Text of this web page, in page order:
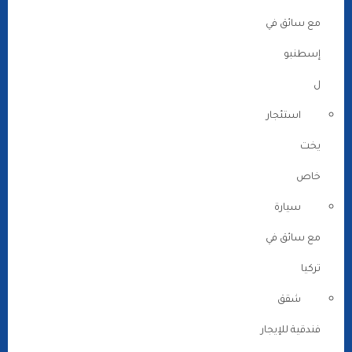
مع سائق في
إسطنبو
ل
استئجار
يخت
خاص
سيارة
مع سائق في
تركيا
شقق
فندقية للإيجار